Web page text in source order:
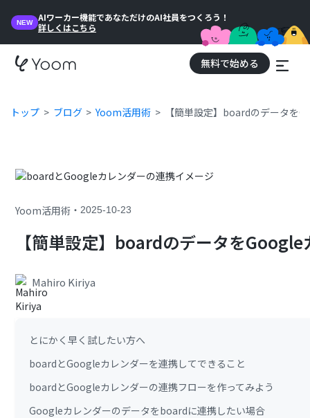
NEW
AIワーカー機能であなただけのAI社員をつくろう！
詳しくはこちら
無料で始める
トップ ブログ Yoom活用術 【簡単設定】boardのデータを
Yoom活用術 ・2025-10-23
【簡単設定】boardのデータを
Mahiro Kiriya
とにかく早く試したい方へ
boardとGoogleカレンダーを連携してできること
boardとGoogleカレンダーの連携フローを作ってみよう
Googleカレンダーのデータをboardに連携したい場合